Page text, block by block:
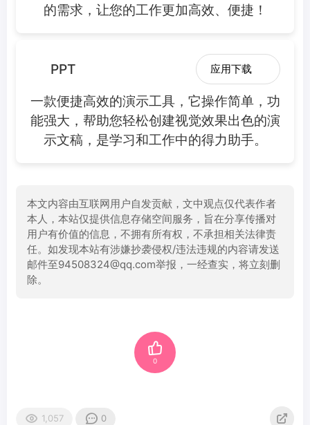
的需求，让您的工作更加高效、便捷！
PPT 应用下载
一款便捷高效的演示工具，它操作简单，功
能强大，帮助您轻松创建视觉效果出色的演
示文稿，是学习和工作中的得力助手。
本文内容由互联网用户自发贡献，文中观点仅代表作者
本人，本站仅提供信息存储空间服务，旨在分享传播对
用户有价值的信息，不拥有所有权，不承担相关法律责
任。如发现本站有涉嫌抄袭侵权/违法违规的内容请发送
邮件至94508324@qq.com举报，一经查实，将立刻删
除。
0
1,057 0